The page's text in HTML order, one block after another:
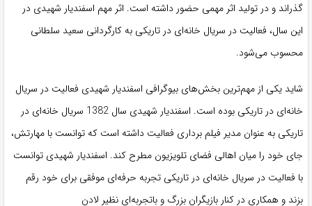
گذراند و در تولید اثر مهمی حضور داشته است. اثر مهم اسفندیار شهیدی در
این سال، فعالیت در سریال خانه‌ای در تاریکی به کارگردانی سعید سلطانی
محسوب می‌شود.
شاید یکی از مهم‌ترین بخش‌های بیوگرافی اسفندیار شهیدی فعالیت در سریال
خانه‌ای در تاریکی بوده است. اسفندیار شهیدی سال 1382 سریال خانه‌ای در
تاریکی به عنوان مدیر فیلم برداری فعالیت داشته است که توانست با مهارتش،
جای خود را میان اهالی فضای تلویزیون مطرح کند. اسفندیار شهیدی توانست
با فعالیت در سریال خانه‌ای در تاریکی تجربه حرفه‌ای موفقی برای خود رقم
بزند و همکاری در کنار بازیگران بزرگ و باتجربه‌ای نظیر لادن